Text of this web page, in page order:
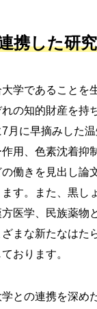
携した研
学であることを
の知的財産を持
月に早摘みした
用、色素沈着抑
働きを見出し論
す。また、黒し
医学、民族薬物
まな新たなはた
おります。
との連携を深め